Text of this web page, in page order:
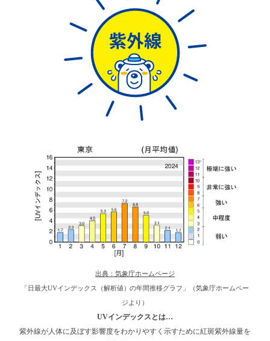
出典：気象庁ホームページ
「日最大UVインデックス（解析値）の年間推移グラフ」（気象庁ホームペー
ジより）
UVインデックスとは…
紫外線が人体に及ぼす影響度をわかりやすく示すために紅斑紫外線量を